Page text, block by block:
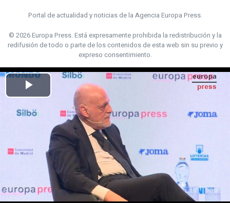
Portal de actualidad y noticias de la Agencia Europa Press.
© 2026 Europa Press.Está expresamente prohibida la redistribución y la
redifusión de todo o parte de los contenidos de esta web sin su previo y
expreso consentimiento.